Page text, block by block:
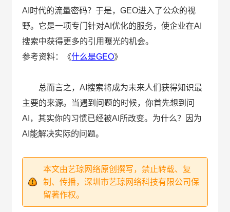
AI时代的流量密码？于是，GEO进入了公众的视
野。它是一项专门针对AI优化的服务，使企业在AI
搜索中获得更多的引用曝光的机会。
参考资料：《什么是GEO》
总而言之，AI搜索将成为未来人们获得知识最
主要的来源。当遇到问题的时候，你首先想到问
AI，其实你的习惯已经被AI所改变。为什么？因为
AI能解决实际的问题。
本文由艺琼网络原创撰写，禁止转载、复
制、传播，深圳市艺琼网络科技有限公司保
留著作权。